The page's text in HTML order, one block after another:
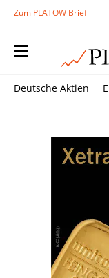
Zum PLATOW Brief
Deutsche Aktien